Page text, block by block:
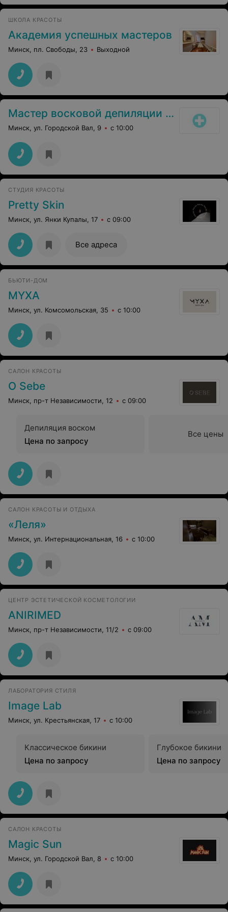
ШКОЛА КРАСОТЫ
Академия успешных мастеров
Минск, пл. Свободы, 23 Выходной
Мастер восковой депиляции Романович Юлия Александровна
Минск, ул. Городской Вал, 9 с 10:00
СТУДИЯ КРАСОТЫ
Pretty Skin
Минск, ул. Янки Купалы, 17 с 09:00
Все адреса
БЬЮТИ-ДОМ
MYXA
Минск, ул. Комсомольская, 35 с 10:00
САЛОН КРАСОТЫ
O Sebe
Минск, пр-т Независимости, 12 с 09:00
Депиляция воском
Цена по запросу
Все цены
САЛОН КРАСОТЫ И ОТДЫХА
«Леля»
Минск, ул. Интернациональная, 16 с 10:00
ЦЕНТР ЭСТЕТИЧЕСКОЙ КОСМЕТОЛОГИИ
ANIRIMED
Минск, пр-т Независимости, 11/2 с 09:00
ЛАБОРАТОРИЯ СТИЛЯ
Image Lab
Минск, ул. Крестьянская, 17 с 10:00
Классическое бикини
Цена по запросу
Глубокое бикини
Цена по запросу
САЛОН КРАСОТЫ
Magic Sun
Минск, ул. Городской Вал, 8 с 10:00